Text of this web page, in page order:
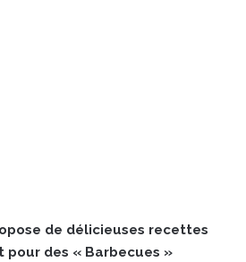
de délicieuses recettes
pour des « Barbecues »